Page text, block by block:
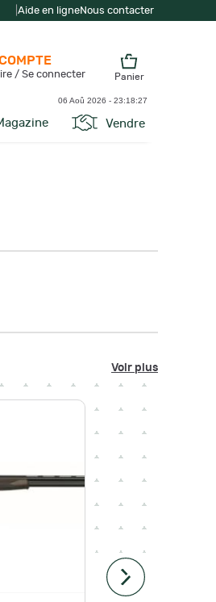
Aide en ligneNous contacter
Vendre
/ Se connecter Panier
06 Aoû 2026 - 23:18:28
Voir plus